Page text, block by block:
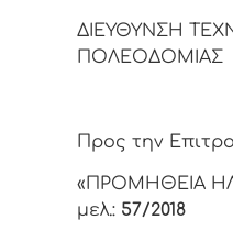
ΔΙΕΥΘΥΝΣΗ
ΠΟΛΕΟΔΟΜΙΑΣ
Προς την
«ΠΡΟΜΗΘΕΙΑ
μελ.: 57/2018